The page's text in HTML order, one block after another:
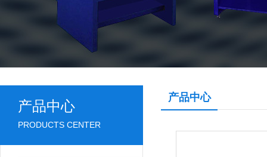
产品中心
PRODUCTS CENTER
产品中心